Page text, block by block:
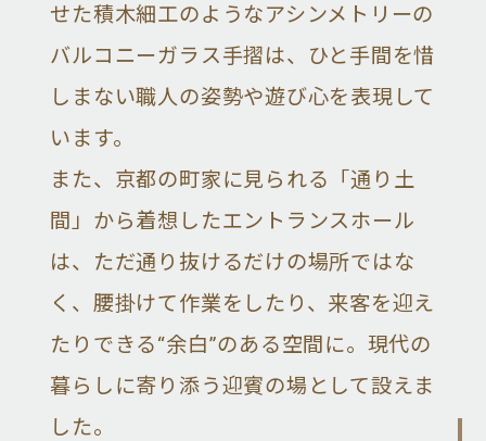
せた積木細工のようなアシンメトリーの
バルコニーガラス手摺は、ひと手間を惜
しまない職人の姿勢や遊び心を表現して
います。
また、京都の町家に見られる「通り土
間」から着想したエントランスホール
は、ただ通り抜けるだけの場所ではな
く、腰掛けて作業をしたり、来客を迎え
たりできる“余白”のある空間に。現代の
暮らしに寄り添う迎賓の場として設えま
した。